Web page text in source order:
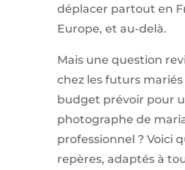
déplacer partout en
Europe, et au-delà.
Mais une question
chez les futurs mariés
budget prévoir pour
photographe de
professionnel ? Voici
repères, adaptés à